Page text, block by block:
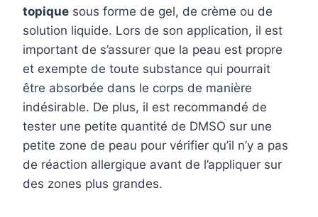
topique sous forme de gel, de crème ou de
solution liquide. Lors de son application, il est
important de s’assurer que la peau est propre
et exempte de toute substance qui pourrait
être absorbée dans le corps de manière
indésirable. De plus, il est recommandé de
tester une petite quantité de DMSO sur une
petite zone de peau pour vérifier qu’il n’y a pas
de réaction allergique avant de l’appliquer sur
des zones plus grandes.